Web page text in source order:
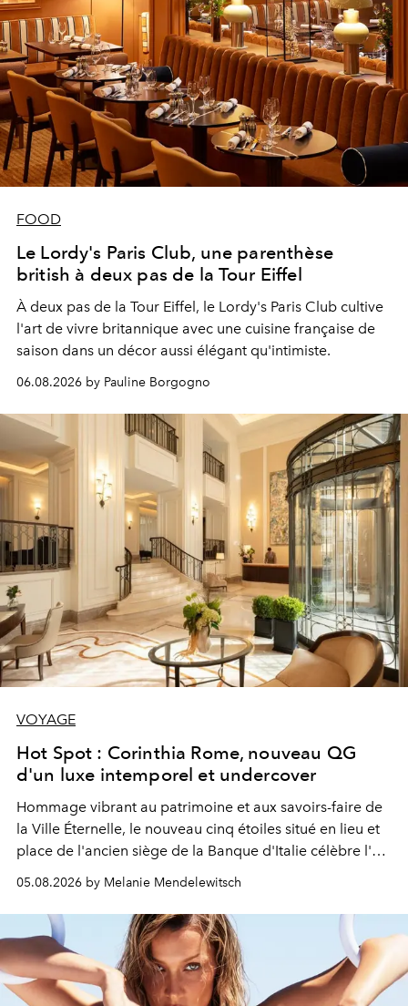
FOOD
Le Lordy's Paris Club, une parenthèse
british à deux pas de la Tour Eiffel
À deux pas de la Tour Eiffel, le Lordy's Paris Club cultive
l'art de vivre britannique avec une cuisine française de
saison dans un décor aussi élégant qu'intimiste.
06.08.2026 by Pauline Borgogno
VOYAGE
Hot Spot : Corinthia Rome, nouveau QG
d'un luxe intemporel et undercover
Hommage vibrant au patrimoine et aux savoirs-faire de
la Ville Éternelle, le nouveau cinq étoiles situé en lieu et
place de l'ancien siège de la Banque d'Italie célèbre l'art
de vivre Romain dans toute son élégance intemporelle.
05.08.2026 by Melanie Mendelewitsch